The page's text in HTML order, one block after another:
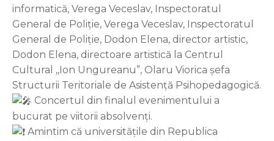
informatică, Verega Veceslav, Inspectoratul
General de Poliție, Verega Veceslav, Inspectoratul
General de Poliție, Dodon Elena, director artistic,
Dodon Elena, directoare artistică la Centrul
Cultural ,,Ion Ungureanu”, Olaru Viorica șefa
Structurii Teritoriale de Asistență Psihopedagogică.
Concertul din finalul evenimentului a
bucurat pe viitorii absolvenți.
Amintim că universitățile din Republica